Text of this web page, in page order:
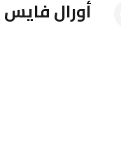
أورال